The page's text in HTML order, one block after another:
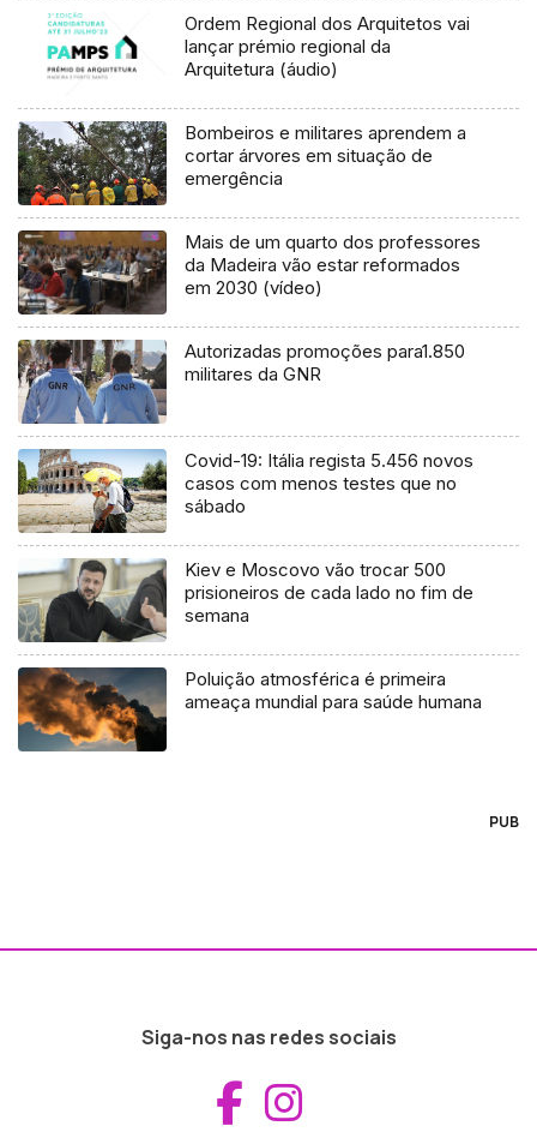
Ordem Regional dos Arquitetos vai
lançar prémio regional da
Arquitetura (áudio)
Bombeiros e militares aprendem a
cortar árvores em situação de
emergência
Mais de um quarto dos professores
da Madeira vão estar reformados
em 2030 (vídeo)
Autorizadas promoções para1.850
militares da GNR
Covid-19: Itália regista 5.456 novos
casos com menos testes que no
sábado
Kiev e Moscovo vão trocar 500
prisioneiros de cada lado no fim de
semana
Poluição atmosférica é primeira
ameaça mundial para saúde humana
PUB
Siga-nos nas redes sociais
Aceder ao